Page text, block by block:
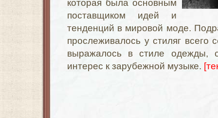
которая была основным
поставщиком идей и
тенденций в мировой моде.
прослеживалось у стиляг всего
выражалось в стиле одежды,
интерес к зарубежной музыке.